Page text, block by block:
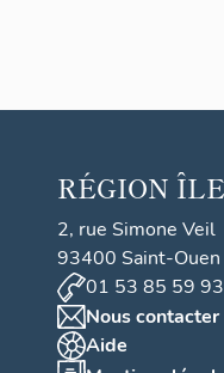
RÉGION
2, rue Simone Veil
93400 Saint-Ouen
01 53 85 59 93
Nous contacter
Aide